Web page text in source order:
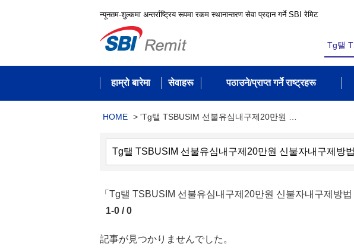
न्यूनतम-शुल्कमा अन्तर्राष्ट्रिय रूपमा रकम स्थानान्तरण सेवा प्रदान गर्ने SBI रेमिट
हाम्रो बारेमा सेवाहरू पठाउने/प्राप्त गर्ने राष्ट्रहरू
HOME > 'Tg탤 TSBUSIM 선불유심내구제20만원 …
「Tg탤 TSBUSIM 선불유심내구제20만원 신불자내구제방
1-0 / 0
記事が見つかりませんでした。